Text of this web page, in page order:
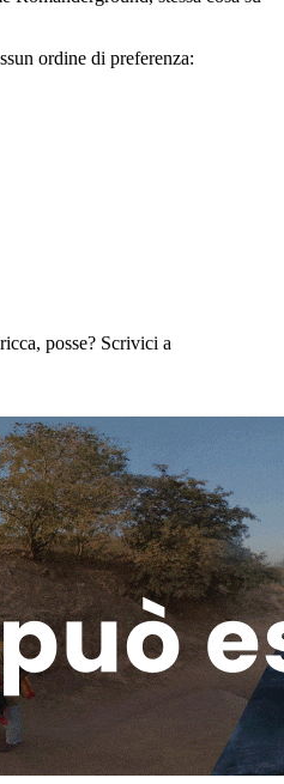
ordine di preferenza:
posse? Scrivici a